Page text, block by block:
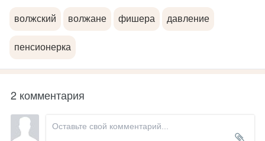
волжский волжане фишера давление
пенсионерка
2 комментария